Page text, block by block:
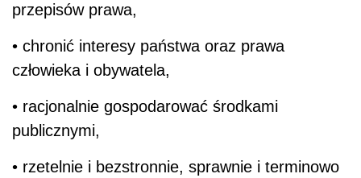
przepisów prawa,
• chronić interesy państwa oraz prawa
człowieka i obywatela,
• racjonalnie gospodarować środkami
publicznymi,
• rzetelnie i bezstronnie, sprawnie i terminowo